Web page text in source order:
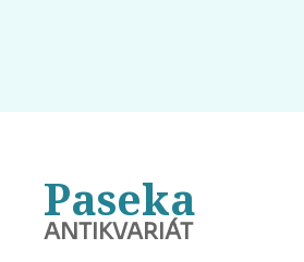
Paseka
ANTIKVARIÁT